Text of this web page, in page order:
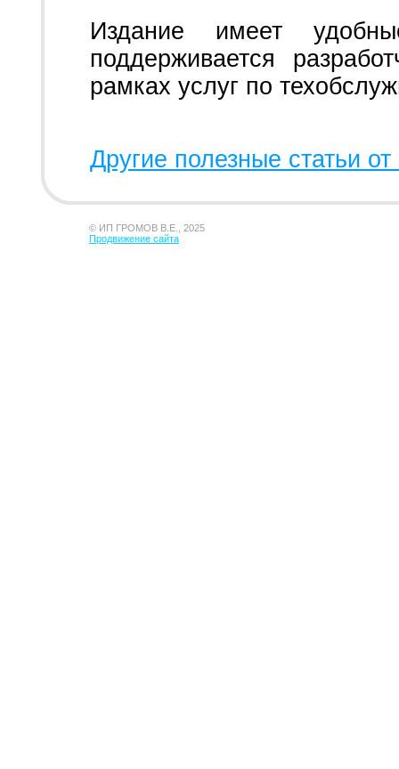
Издание имеет
поддерживается
рамках услуг по
Другие полезные статьи
© ИП ГРОМОВ В.Е., 2025
Продвижение сайта